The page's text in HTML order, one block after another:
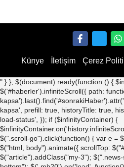
Künye İletişim Çerez
" } }; $(document).ready(function () {
$('#haberler').infiniteScroll({ path:
kapsa', prefill: true, historyTitle: true,
load-status', }); if ($infinityContainer) {
$(".scroll-go").click(function() { var e =
$("html, body").animate({ scrollTop:
$("article").addClass("my-3");